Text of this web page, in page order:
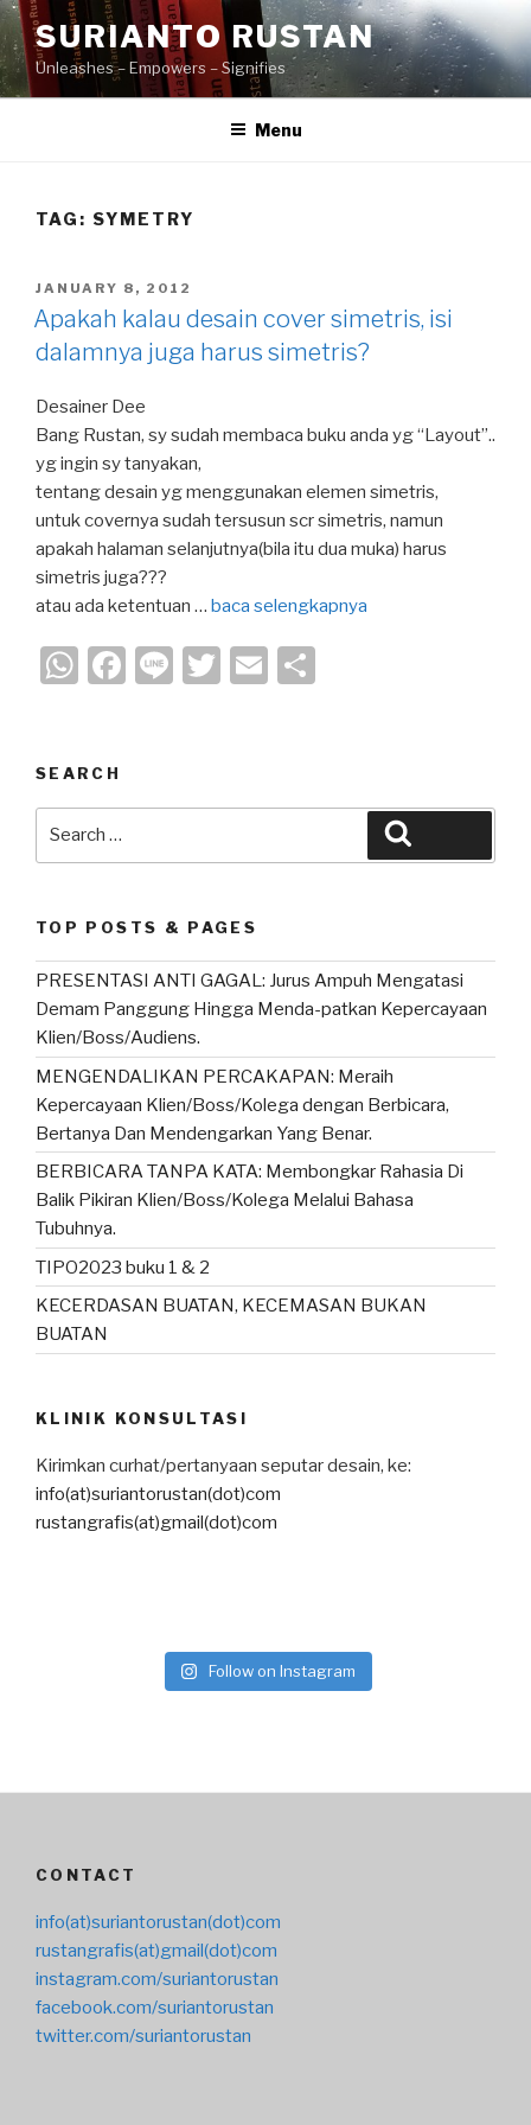
Skip
to
content
SURIANTO RUSTAN
Unleashes – Empowers – Signifies
Menu
TAG: SYMETRY
POSTED
ON
JANUARY 8, 2012
Apakah kalau desain cover simetris, isi
dalamnya juga harus simetris?
Desainer Dee
Bang Rustan, sy sudah membaca buku anda yg “Layout”..
yg ingin sy tanyakan,
tentang desain yg menggunakan elemen simetris,
untuk covernya sudah tersusun scr simetris, namun
apakah halaman selanjutnya(bila itu dua muka) harus
simetris juga???
atau ada ketentuan … baca selengkapnya
W
s
A
p
F
b
o
k
Li
T
E
SEARCH
TOP POSTS & PAGES
PRESENTASI ANTI GAGAL: Jurus Ampuh Mengatasi
Demam Panggung Hingga Menda-patkan Kepercayaan
Klien/Boss/Audiens.
MENGENDALIKAN PERCAKAPAN: Meraih
Kepercayaan Klien/Boss/Kolega dengan Berbicara,
Bertanya Dan Mendengarkan Yang Benar.
BERBICARA TANPA KATA: Membongkar Rahasia Di
Balik Pikiran Klien/Boss/Kolega Melalui Bahasa
Tubuhnya.
TIPO2023 buku 1 & 2
KECERDASAN BUATAN, KECEMASAN BUKAN
BUATAN
KLINIK KONSULTASI
Kirimkan curhat/pertanyaan seputar desain, ke:
info(at)suriantorustan(dot)com
rustangrafis(at)gmail(dot)com
Follow on Instagram
CONTACT
info(at)suriantorustan(dot)com
rustangrafis(at)gmail(dot)com
instagram.com/suriantorustan
facebook.com/suriantorustan
twitter.com/suriantorustan